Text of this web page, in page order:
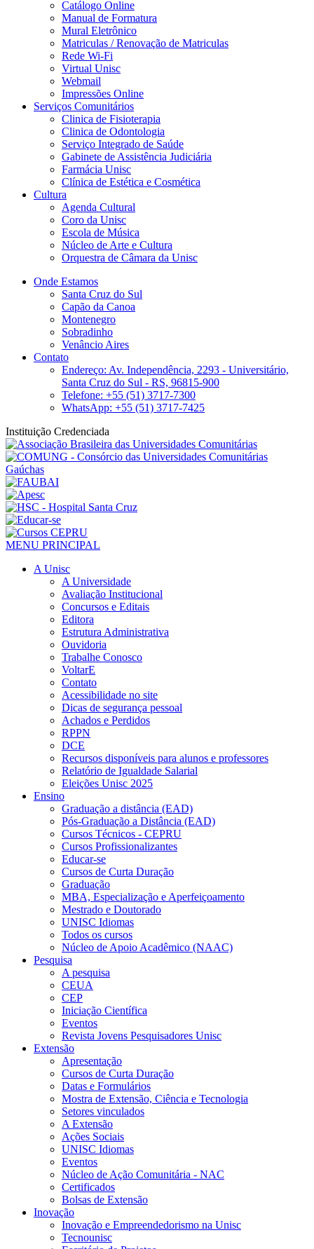
Catálogo Online
Manual de Formatura
Mural Eletrônico
Matriculas / Renovação de Matriculas
Rede Wi-Fi
Virtual Unisc
Webmail
Impressões Online
Serviços Comunitários
Clinica de Fisioterapia
Clinica de Odontologia
Serviço Integrado de Saúde
Gabinete de Assistência Judiciária
Farmácia Unisc
Clínica de Estética e Cosmética
Cultura
Agenda Cultural
Coro da Unisc
Escola de Música
Núcleo de Arte e Cultura
Orquestra de Câmara da Unisc
Onde Estamos
Santa Cruz do Sul
Capão da Canoa
Montenegro
Sobradinho
Venâncio Aires
Contato
Endereço: Av. Independência, 2293 - Universitário,
Santa Cruz do Sul - RS, 96815-900
Telefone: +55 (51) 3717-7300
WhatsApp: +55 (51) 3717-7425
Instituição Credenciada
MENU PRINCIPAL
A Unisc
A Universidade
Avaliação Institucional
Concursos e Editais
Editora
Estrutura Administrativa
Ouvidoria
Trabalhe Conosco
VoltarE
Contato
Acessibilidade no site
Dicas de segurança pessoal
Achados e Perdidos
RPPN
DCE
Recursos disponíveis para alunos e professores
Relatório de Igualdade Salarial
Eleições Unisc 2025
Ensino
Graduação a distância (EAD)
Pós-Graduação a Distância (EAD)
Cursos Técnicos - CEPRU
Cursos Profissionalizantes
Educar-se
Cursos de Curta Duração
Graduação
MBA, Especialização e Aperfeiçoamento
Mestrado e Doutorado
UNISC Idiomas
Todos os cursos
Núcleo de Apoio Acadêmico (NAAC)
Pesquisa
A pesquisa
CEUA
CEP
Iniciação Científica
Eventos
Revista Jovens Pesquisadores Unisc
Extensão
Apresentação
Cursos de Curta Duração
Datas e Formulários
Mostra de Extensão, Ciência e Tecnologia
Setores vinculados
A Extensão
Ações Sociais
UNISC Idiomas
Eventos
Núcleo de Ação Comunitária - NAC
Certificados
Bolsas de Extensão
Inovação
Inovação e Empreendedorismo na Unisc
Tecnounisc